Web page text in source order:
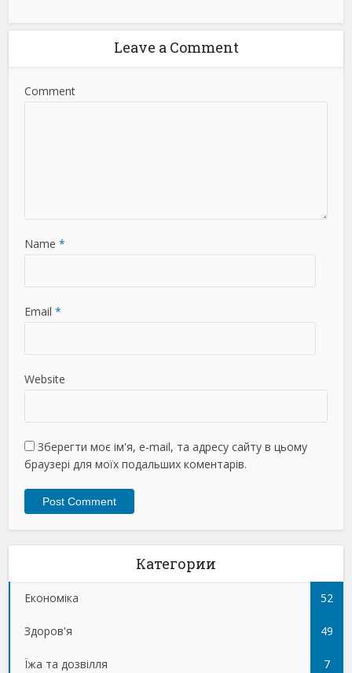
Leave a Comment
Comment
Name *
Email *
Website
Зберегти моє ім'я, e-mail, та адресу сайту в цьому
браузері для моїх подальших коментарів.
Категории
Економіка 52
Здоров'я 49
Їжа та дозвілля 7